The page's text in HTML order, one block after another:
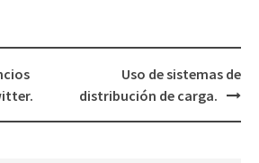
Uso de sistemas de
distribución de carga.